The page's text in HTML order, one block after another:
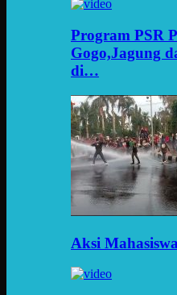
Program PSR
Gogo,Jagung
di…
Aksi